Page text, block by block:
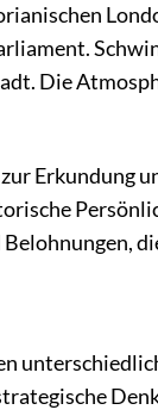
Die
Erkundung